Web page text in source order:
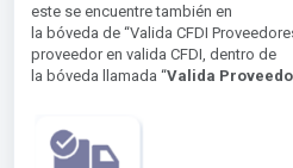
este se encuentre también en
la bóveda de “Valida CFDI
proveedor en valida CFDI, dentro de
la bóveda llamada “Valida